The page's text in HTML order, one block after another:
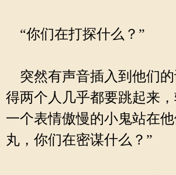
“你们在打探什么？”
突然有声音插入到他们
得两个人几乎都要跳起来，
一个表情傲慢的小鬼站在
丸，你们在密谋什么？”